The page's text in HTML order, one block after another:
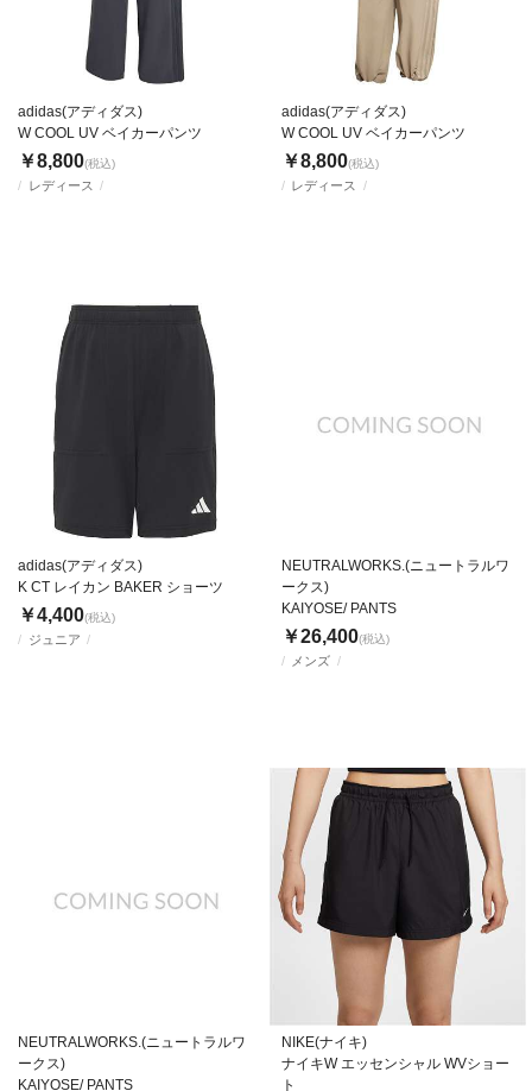
レディース
adidas(アディダス)
W COOL UV ベイカーパンツ
￥8,800(税込)
レディース
adidas(アディダス)
W COOL UV ベイカーパンツ
￥8,800(税込)
ジュニア
adidas(アディダス)
K CT レイカン BAKER ショーツ
￥4,400(税込)
メンズ
NEUTRALWORKS.(ニュートラルワ
ークス)
KAIYOSE/ PANTS
￥26,400(税込)
NEUTRALWORKS.(ニュートラルワ
ークス)
KAIYOSE/ PANTS
NIKE(ナイキ)
ナイキW エッセンシャル WVショー
ト